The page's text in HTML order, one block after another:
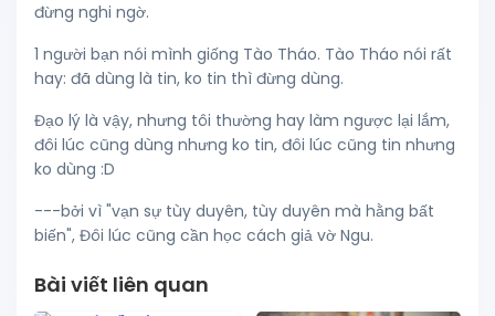
đừng nghi ngờ.
1 người bạn nói mình giống Tào Tháo. Tào Tháo nói rất
hay: đã dùng là tin, ko tin thì đừng dùng.
Đạo lý là vậy, nhưng tôi thường hay làm ngược lại lắm,
đôi lúc cũng dùng nhưng ko tin, đôi lúc cũng tin nhưng
ko dùng :D
---bởi vì "vạn sự tùy duyên, tùy duyên mà hằng bất
biến", Đôi lúc cũng cần học cách giả vờ Ngu.
Bài viết liên quan